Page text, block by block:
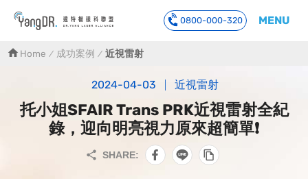
到主要內容
0800-000-320 MENU
Home 成功案例 近視雷射
2024-04-03 近視雷射
托小姐SFAIR Trans PRK近視雷射全紀
錄，迎向明亮視力原來超簡單❗️